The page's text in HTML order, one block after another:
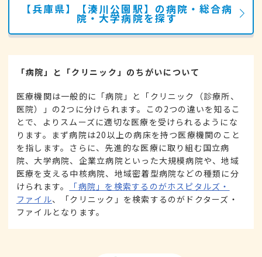
【兵庫県】【湊川公園駅】の病院・総合病
院・大学病院を探す
「病院」と「クリニック」のちがいについて
医療機関は一般的に「病院」と「クリニック（診療所、
医院）」の2つに分けられます。この2つの違いを知るこ
とで、よりスムーズに適切な医療を受けられるようにな
ります。まず病院は20以上の病床を持つ医療機関のこと
を指します。さらに、先進的な医療に取り組む国立病
院、大学病院、企業立病院といった大規模病院や、地域
医療を支える中核病院、地域密着型病院などの種類に分
けられます。
「病院」を検索するのがホスピタルズ・
ファイル、「クリニック」を検索するのがドクターズ・
ファイルとなります。